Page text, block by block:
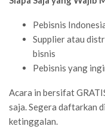
Pebisnis
Supplier atau
bisnis
Pebisnis yang
Acara in bersifat
saja. Segera daftarkan
ketinggalan.